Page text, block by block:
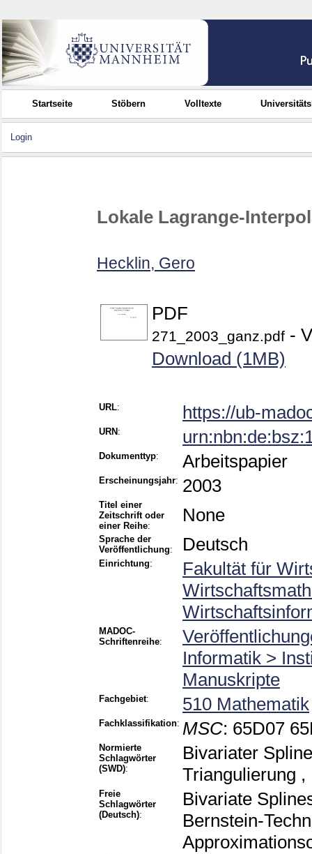
Startseite Stöbern Volltexte
Login
Lokale Lagrange-
Hecklin, Gero
PDF
271_2003_ganz.pdf -
Download (1MB)
URL: https://ub-
URN :
Dokumenttyp: Arbeitspapier
Erscheinungsjahr: 2003
Titel einer
Zeitschrift oder
einer Reihe:
None
Sprache der
Veröffentlichung: Deutsch
Einrichtung:
Fakultät für
MADOC-
Schriftenreihe:
Informatik >
Manuskripte
Fachgebiet: 510 Mathematik
Fachklassifikation: MSC: 65D07
Normierte
Schlagwörter
(SWD):
Bivariater
Triangulierung
Freie
Schlagwörter
(Deutsch):
Bivariate
Bernstein-